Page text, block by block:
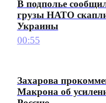
В подполье
грузы НАТО
Украины
00:55
Захарова
Макрона об